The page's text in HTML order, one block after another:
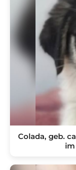
Colada, geb.
im